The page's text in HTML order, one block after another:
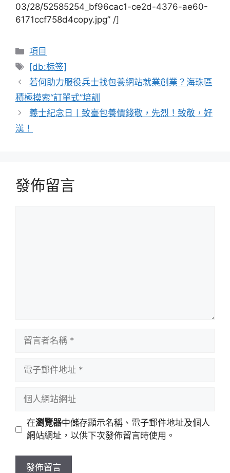
03/28/52585254_bf96cac1-ce2d-4376-ae60-
6171ccf758d4copy.jpg” /]
分
類
項目
標
籤
[db:标签]
若何助力服役兵士找包養網站就業創業？海珠區
積極摸索“訂單式”培訓
義士紀念日丨致臺包養價錢敬，先烈！致敬，好
漢！
發佈留言
址
站
址
在瀏覽器中儲存顯示名稱、電子郵件地址及個人
網站網址，以供下次發佈留言時使用。